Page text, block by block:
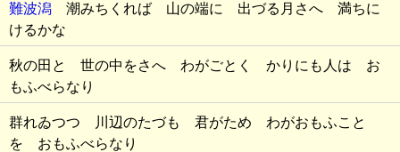
難波潟 潮みちくれば 山の端に 出づる月さへ 満ちに
けるかな
秋の田と 世の中をさへ わがごとく かりにも人は お
もふべらなり
群れゐつつ 川辺のたづも 君がため わがおもふこと
を おもふべらなり